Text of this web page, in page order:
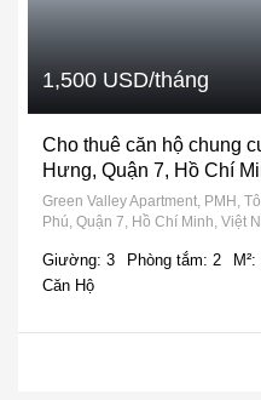
1,500 USD/tháng
Cho thuê căn hộ chung
Hưng, Quận 7, Hồ Chí
Green Valley Apartment, PMH,
Phú, Quận 7, Hồ Chí Minh, Việt
Giường: 3 Phòng tắm: 2
Căn Hộ